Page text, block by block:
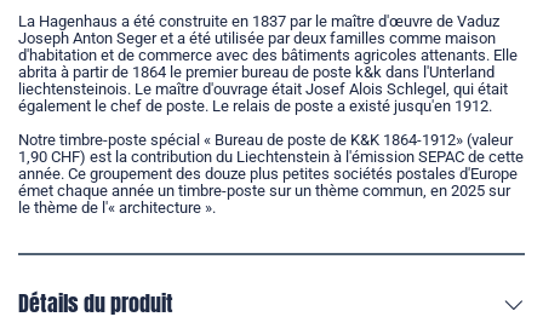
La Hagenhaus a été construite en 1837 par le maître d'œuvre de Vaduz
Joseph Anton Seger et a été utilisée par deux familles comme maison
d'habitation et de commerce avec des bâtiments agricoles attenants. Elle
abrita à partir de 1864 le premier bureau de poste k&k dans l'Unterland
liechtensteinois. Le maître d'ouvrage était Josef Alois Schlegel, qui était
également le chef de poste. Le relais de poste a existé jusqu'en 1912.
Notre timbre-poste spécial « Bureau de poste de K&K 1864-1912» (valeur
1,90 CHF) est la contribution du Liechtenstein à l'émission SEPAC de cette
année. Ce groupement des douze plus petites sociétés postales d'Europe
émet chaque année un timbre-poste sur un thème commun, en 2025 sur
le thème de l'« architecture ».
Détails du produit